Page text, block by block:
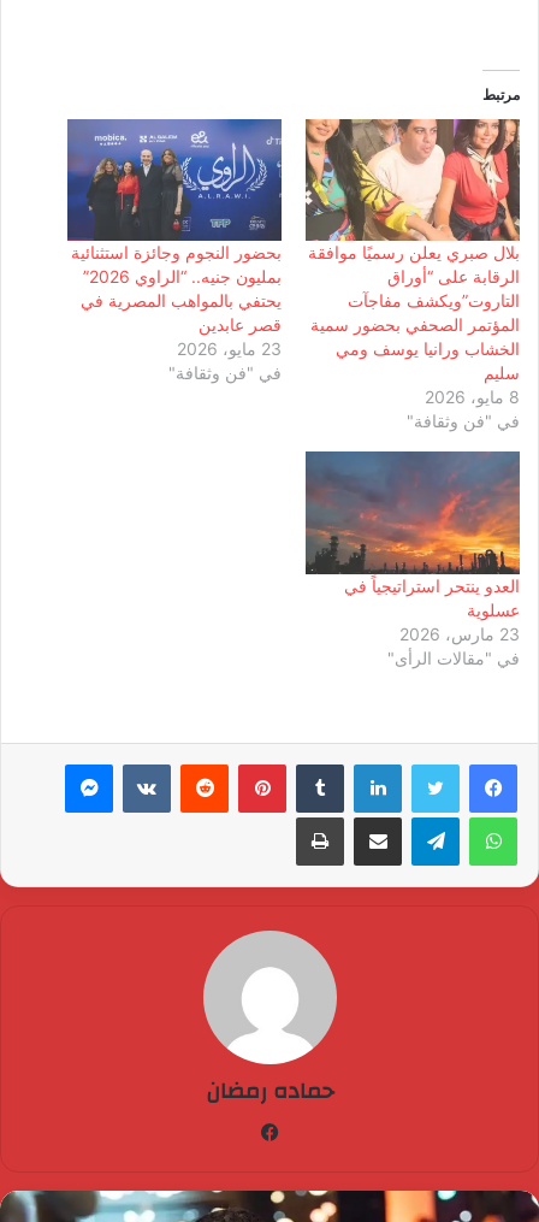
مرتبط
بلال صبري يعلن رسميًا موافقة
الرقابة على “أوراق
التاروت”ويكشف مفاجآت
المؤتمر الصحفي بحضور سمية
الخشاب ورانيا يوسف ومي
سليم
8 مايو، 2026
في "فن وثقافة"
بحضور النجوم وجائزة استثنائية
بمليون جنيه.. “الراوي 2026”
يحتفي بالمواهب المصرية في
قصر عابدين
23 مايو، 2026
في "فن وثقافة"
العدو ينتحر استراتيجياً في
عسلوية
23 مارس، 2026
في "مقالات الرأى"
لينكدإن بينتيريست ماسنجر
واتساب تيلقرام مشاركة عبر البريد طباعة
حماده رمضان